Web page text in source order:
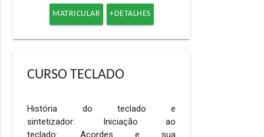
MATRICULAR +DETALHES
CURSO TECLADO
História do teclado e
sintetizador: Iniciação ao
teclado: Acordes e sua